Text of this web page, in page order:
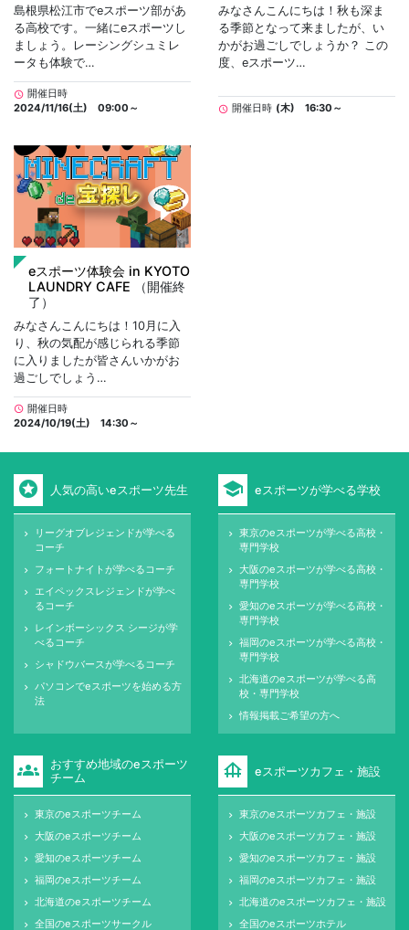
島根県松江市でeスポーツ部があ
る高校です。一緒にeスポーツし
ましょう。レーシングシュミレ
ータも体験で…
schedule 開催日時
2024/11/16(土) 09:00～
みなさんこんにちは！秋も深ま
る季節となって来ましたが、い
かがお過ごしでしょうか？ この
度、eスポーツ…
schedule 開催日時 (木) 16:30～
eスポーツ体験会 in KYOTO
LAUNDRY CAFE （開催終
了）
みなさんこんにちは！10月に入
り、秋の気配が感じられる季節
に入りましたが皆さんいかがお
過ごしでしょう…
schedule 開催日時
2024/10/19(土) 14:30～
stars 人気の高いeスポーツ先生
keyboard_arrow_right
リーグオブレジェンドが学べる
コーチ
keyboard_arrow_right フォートナイトが学べるコーチ
keyboard_arrow_right
エイペックスレジェンドが学べ
るコーチ
keyboard_arrow_right
レインボーシックス シージが学
べるコーチ
keyboard_arrow_right シャドウバースが学べるコーチ
keyboard_arrow_right
パソコンでeスポーツを始める方
法
school eスポーツが学べる学校
keyboard_arrow_right
東京のeスポーツが学べる高校・
専門学校
keyboard_arrow_right
大阪のeスポーツが学べる高校・
専門学校
keyboard_arrow_right
愛知のeスポーツが学べる高校・
専門学校
keyboard_arrow_right
福岡のeスポーツが学べる高校・
専門学校
keyboard_arrow_right
北海道のeスポーツが学べる高
校・専門学校
keyboard_arrow_right 情報掲載ご希望の方へ
groups
おすすめ地域のeスポーツ
チーム
keyboard_arrow_right 東京のeスポーツチーム
keyboard_arrow_right 大阪のeスポーツチーム
keyboard_arrow_right 愛知のeスポーツチーム
keyboard_arrow_right 福岡のeスポーツチーム
keyboard_arrow_right 北海道のeスポーツチーム
keyboard_arrow_right 全国のeスポーツサークル
foundation eスポーツカフェ・施設
keyboard_arrow_right 東京のeスポーツカフェ・施設
keyboard_arrow_right 大阪のeスポーツカフェ・施設
keyboard_arrow_right 愛知のeスポーツカフェ・施設
keyboard_arrow_right 福岡のeスポーツカフェ・施設
keyboard_arrow_right 北海道のeスポーツカフェ・施設
keyboard_arrow_right 全国のeスポーツホテル